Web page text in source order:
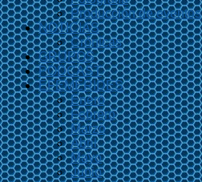
Producción de eventos
NOTICIAS
Crónicas
GRUPOS
PODCAST
EFEMÉRIDES
Enero
Febrero
Marzo
Abril
Mayo
Junio